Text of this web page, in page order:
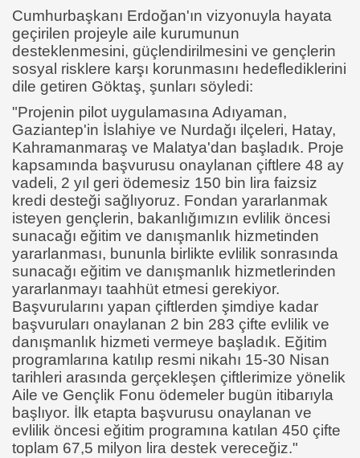
Cumhurbaşkanı Erdoğan'ın vizyonuyla hayata
geçirilen projeyle aile kurumunun
desteklenmesini, güçlendirilmesini ve gençlerin
sosyal risklere karşı korunmasını hedeflediklerini
dile getiren Göktaş, şunları söyledi:
"Projenin pilot uygulamasına Adıyaman,
Gaziantep'in İslahiye ve Nurdağı ilçeleri, Hatay,
Kahramanmaraş ve Malatya'dan başladık. Proje
kapsamında başvurusu onaylanan çiftlere 48 ay
vadeli, 2 yıl geri ödemesiz 150 bin lira faizsiz
kredi desteği sağlıyoruz. Fondan yararlanmak
isteyen gençlerin, bakanlığımızın evlilik öncesi
sunacağı eğitim ve danışmanlık hizmetinden
yararlanması, bununla birlikte evlilik sonrasında
sunacağı eğitim ve danışmanlık hizmetlerinden
yararlanmayı taahhüt etmesi gerekiyor.
Başvurularını yapan çiftlerden şimdiye kadar
başvuruları onaylanan 2 bin 283 çifte evlilik ve
danışmanlık hizmeti vermeye başladık. Eğitim
programlarına katılıp resmi nikahı 15-30 Nisan
tarihleri arasında gerçekleşen çiftlerimize yönelik
Aile ve Gençlik Fonu ödemeler bugün itibarıyla
başlıyor. İlk etapta başvurusu onaylanan ve
evlilik öncesi eğitim programına katılan 450 çifte
toplam 67,5 milyon lira destek vereceğiz."